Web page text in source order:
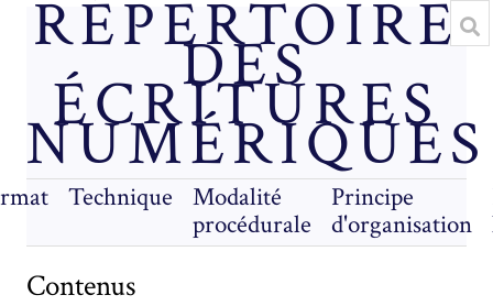
RÉPERTOIRE
DES
ÉCRITURES
NUMÉRIQUES
Technique
Modalité
procédurale
Principe
d'organisation
Contenus